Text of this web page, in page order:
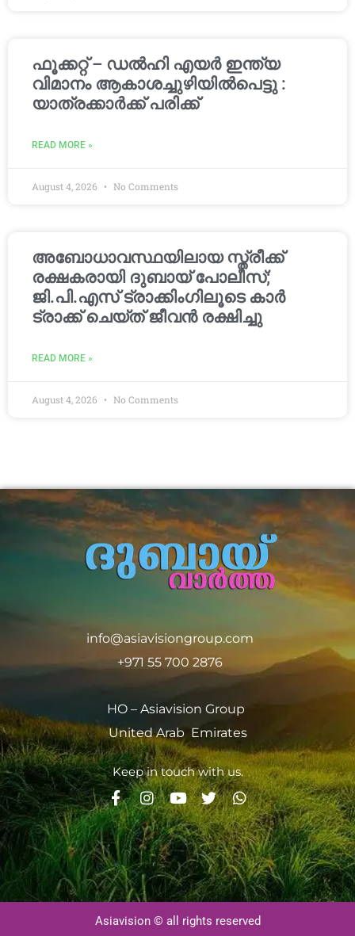
ഫൂക്കറ്റ് – ഡൽഹി എയര്‍ ഇന്ത്യ
വിമാനം ആകാശച്ചുഴിയില്‍പെട്ടു :
യാത്രക്കാര്‍ക്ക് പരിക്ക്
READ MORE »
August 4, 2026 No Comments
അബോധാവസ്ഥയിലായ സ്ത്രീക്ക്
രക്ഷകരായി ദുബായ് പോലീസ്;
ജി.പി.എസ് ട്രാക്കിംഗിലൂടെ കാർ
ട്രാക്ക് ചെയ്ത് ജീവൻ രക്ഷിച്ചു
READ MORE »
August 4, 2026 No Comments
info@asiavisiongroup.com
+971 55 700 2876
HO – Asiavision Group
United Arab Emirates
Keep in touch with us.
Asiavision © all rights reserved